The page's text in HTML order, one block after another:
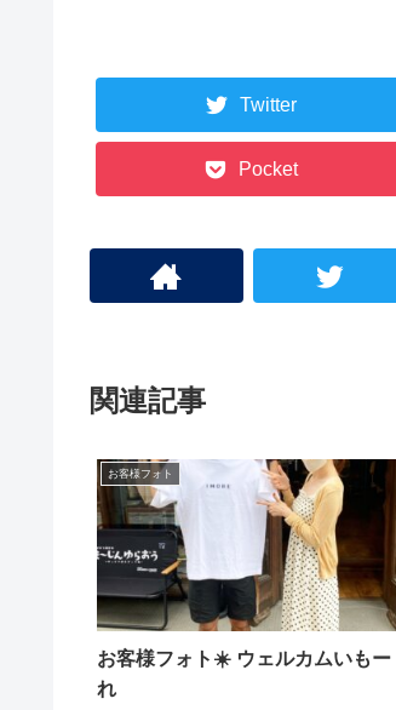
Twitter
Pocket
関連記事
お客様フォト
お客様フォト☀️ ウェルカムいもー
れ